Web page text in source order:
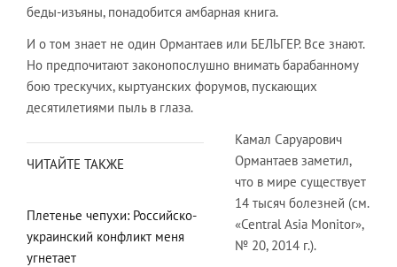
беды-изъяны, понадобится амбарная книга.
И о том знает не один Ормантаев или БЕЛЬГЕР. Все знают.
Но предпочитают законопослушно внимать барабанному
бою трескучих, кыртуанских форумов, пускающих
десятилетиями пыль в глаза.
ЧИТАЙТЕ ТАКЖЕ
Плетенье чепухи: Российско-
украинский конфликт меня
угнетает
Камал Саруарович
Ормантаев заметил,
что в мире существует
14 тысяч болезней (см.
«Central Asia Monitor»,
№ 20, 2014 г.).